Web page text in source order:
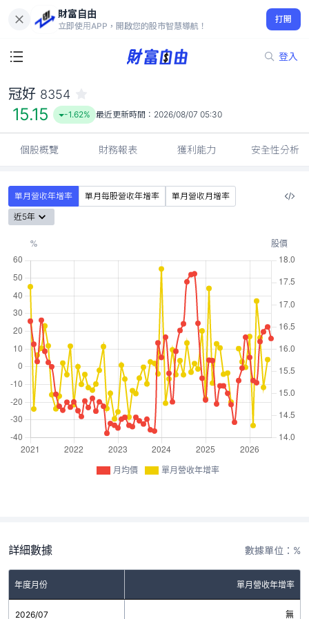
財富自由
立即使用APP，開啟您的股市智慧導航！
打開
登入
15.15
-1.62%
冠好 8354
15.15 -1.62% 最近更新時間： 2026/08/07 05:30
個股概覽 財務報表 獲利能力 安全性分析
單月營收年增率 單月每股營收年增率
單月營收月增率
近5年
月均價 單月營收年增率
詳細數據 數據單位：%
年度月份 單月營收年增率
2026/07 無